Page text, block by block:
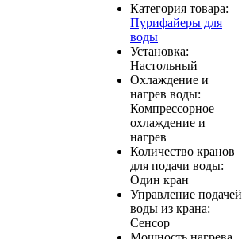
Категория товара:
Пурифайеры для
воды
Установка:
Настольный
Охлаждение и
нагрев воды:
Компрессорное
охлаждение и
нагрев
Количество кранов
для подачи воды:
Один кран
Управление подачей
воды из крана:
Сенсор